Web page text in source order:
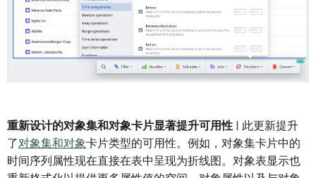
重新设计的对象集和对象卡片显著提升可用性 | 此更新提升
了对象集和对象卡片类型的可用性。例如，对象集卡片中的
时间序列属性现在直接在表中呈现为折线图。对象表显示也